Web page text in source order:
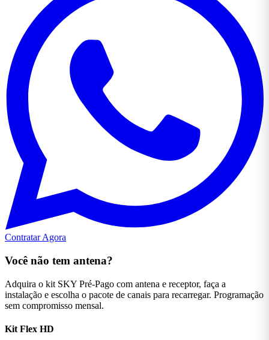
Contratar Agora
Você não tem antena?
Adquira o kit SKY Pré-Pago com antena e receptor, faça a
instalação e escolha o pacote de canais para recarregar. Programação
sem compromisso mensal.
Kit Flex HD